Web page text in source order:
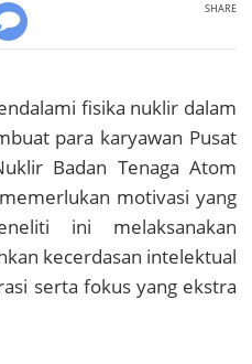
SHARE
fisika nuklir dalam
para karyawan Pusat
Badan Tenaga Atom
motivasi yang
ini melaksanakan
kecerdasan intelektual
serta fokus yang ekstra